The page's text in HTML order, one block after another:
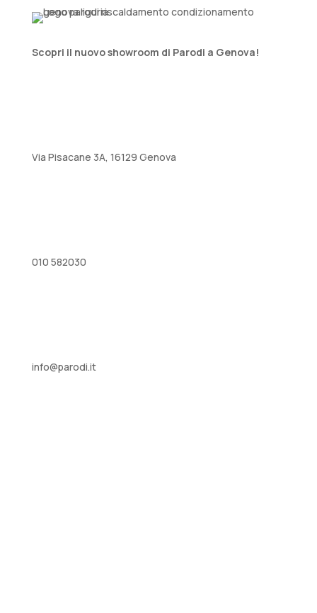
Scopri il nuovo showroom di Parodi a Genova!
Via Pisacane 3A, 16129 Genova
010 582030
info@parodi.it